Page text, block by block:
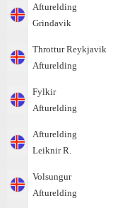
Afturelding
Grindavik
Throttur Reykjavik
Afturelding
Fylkir
Afturelding
Afturelding
Leiknir R.
Volsungur
Afturelding